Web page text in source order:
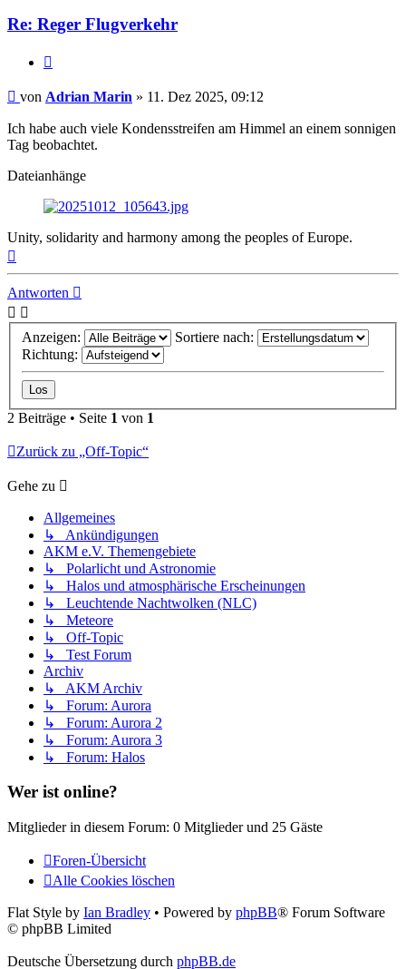
Re: Reger Flugverkehr
Beitrag
von Adrian Marin » 11. Dez 2025, 09:12
Ich habe auch viele Kondensstreifen am Himmel an einem sonnigen
Tag beobachtet.
Dateianhänge
Unity, solidarity and harmony among the peoples of Europe.
Antworten
Anzeigen:
Sortiere nach:
Richtung:
2 Beiträge • Seite 1 von 1
Zurück zu „Off-Topic“
Gehe zu
Allgemeines
↳ Ankündigungen
AKM e.V. Themengebiete
↳ Polarlicht und Astronomie
↳ Halos und atmosphärische Erscheinungen
↳ Leuchtende Nachtwolken (NLC)
↳ Meteore
↳ Off-Topic
↳ Test Forum
Archiv
↳ AKM Archiv
↳ Forum: Aurora
↳ Forum: Aurora 2
↳ Forum: Aurora 3
↳ Forum: Halos
Wer ist online?
Mitglieder in diesem Forum: 0 Mitglieder und 25 Gäste
Foren-Übersicht
Alle Cookies löschen
Flat Style by Ian Bradley • Powered by phpBB® Forum Software
© phpBB Limited
Deutsche Übersetzung durch phpBB.de